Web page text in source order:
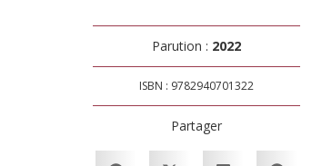
Parution : 2022
ISBN : 9782940701322
Partager